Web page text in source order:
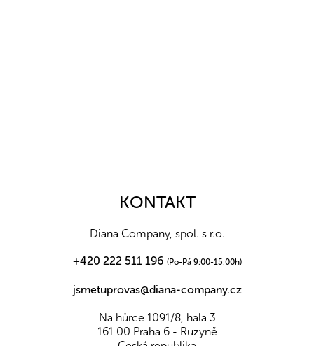
KONTAKT
Diana Company, spol. s r.o.
+420 222 511 196 (Po-Pá 9:00-15:00h)
jsmetuprovas@diana-company.cz
Na hůrce 1091/8, hala 3
161 00 Praha 6 - Ruzyně